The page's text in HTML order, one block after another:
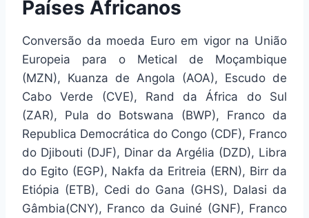
Países Africanos
Conversão da moeda Euro em vigor na União
Europeia para o Metical de Moçambique
(MZN), Kuanza de Angola (AOA), Escudo de
Cabo Verde (CVE), Rand da África do Sul
(ZAR), Pula do Botswana (BWP), Franco da
Republica Democrática do Congo (CDF), Franco
do Djibouti (DJF), Dinar da Argélia (DZD), Libra
do Egito (EGP), Nakfa da Eritreia (ERN), Birr da
Etiópia (ETB), Cedi do Gana (GHS), Dalasi da
Gâmbia(CNY), Franco da Guiné (GNF), Franco